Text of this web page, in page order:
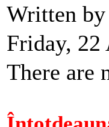
Written
Friday, 22
There are